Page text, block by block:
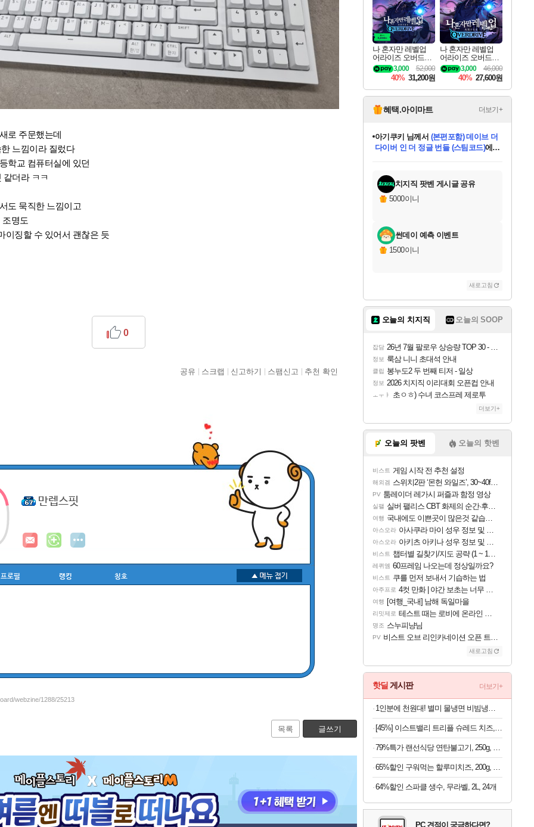
로 주문했는데
느낌이라 질렀다
학교 컴퓨터실에 있던
더라 ㅋㅋ
도 묵직한 느낌이고
명도
이징할 수 있어서 괜찮은 듯
0
공유 스크랩 신고하기 스팸신고 추천 확인
만렙스핏
프로필 랭킹 칭호
webzine/1288/25213
목록 글쓰기
나 혼자만 레벨업
어라이즈 오버드라
이브 디럭스 에디션
Solo Leveling Arise
Overdrive Deluxe Edi
tion
52,000
3,000
40% 31,200원
나 혼자만 레벨업
어라이즈 오버드라
이브 Solo Leveling A
rise
46,000
3,000
40% 27,600원
혜택.아이마트 더보기+
당첨되셨습니다.
아기쿠키 님께서(본편포함) 데이브 더
당첨되셨습니다.
eksxo님께서 디스코 엘리시움 최종판
(스팀코드) 에 당첨되셨습니다.
당첨되셨습니다.
당첨되셨습니다.
에디션 (스팀코드)를 교환.
당첨되셨습니다.
당첨되셨습니다.
당첨되셨습니다.
당첨되셨습니다.
치지직 팟벤 게시글 공유
5000이니
썬데이 예측 이벤트
1500이니
새로고침
오늘의 치지직 오늘의 SOOP
잡담 26년 7월 팔로우 상승량 TOP 30 - 월간 치지직
정보 룩삼 니니 초대석 안내
클립 봉누도2 두 번째 티저 - 일상
정보 2026 치지직 이리대회 오픈컵 안내
ㅗㅜㅑ 초ㅇㅎ) 수녀 코스프레 제로투
더보기+
오늘의 팟벤 오늘의 핫벤
비스트 게임 시작 전 추천 설정
해외겜 스위치2판 ‘몬헌 와일즈’, 30~40fps 목표 추정
PV 툼레이더 레가시 퍼즐과 함정 영상
실팰 실버 팰리스 CBT 화제의 순간·후기 모음
여행 국내에도 이쁜곳이 많은것 같습니다
아스오라 아사쿠라 마이 성우 정보 및 주요 필모
아스오라 아키츠 아키나 성우 정보 및 주요 필모
비스트 챕터별 길찾기/지도 공략 (1 ~ 12장)
레퀴엠 60프레임 나오는데 정상일까요?
비스트 쿠를 먼저 보내서 기습하는 법
아주프로 4컷 만화 | 야간 보초는 너무 힘들어
여행 [여행_국내] 남해 독일마을
리밋제로 테스트 때는 로비에 온라인 기능이 있는데
명조 스누피냥님
PV 비스트 오브 리인카네이션 오픈 트레일러
새로고침
핫딜 게시판 더보기+
1인분에 천원대! 별미 물냉면 비빔냉면 10인세트 (메밀/칡/도토리)
[45%] 이스트밸리 트리플 슈레드 치즈, 1kg, 1개
79%특가 랜선식당 연탄불고기, 250g, 4개
65%할인 구워먹는 할루미치즈, 200g, 3개
64%할인 스파클 생수, 무라벨, 2L, 24개
PC 견적이 궁금하다면?